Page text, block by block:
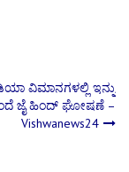
ವಿಮಾನಗಳಲ್ಲಿ ಇನ್ನು
ಜೈ ಹಿಂದ್​ ಘೋಷಣೆ –
Vishwanews24